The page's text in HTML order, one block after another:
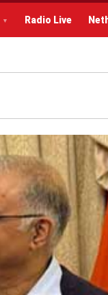
Radio Live